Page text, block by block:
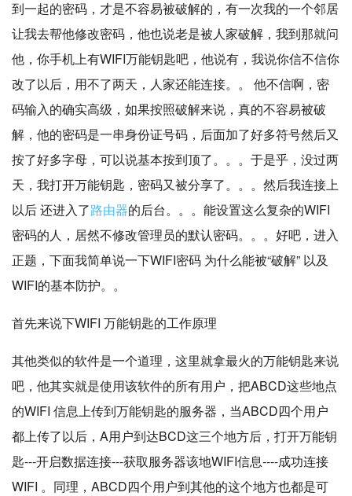
到一起的密码，才是不容易被破解的，有一次我的一个邻居
让我去帮他修改密码，他也说老是被人家破解，我到那就问
他，你手机上有WIFI万能钥匙吧，他说有，我说你信不信你
改了以后，用不了两天，人家还能连接。。 他不信啊，密
码输入的确实高级，如果按照破解来说，真的不容易被破
解，他的密码是一串身份证号码，后面加了好多符号然后又
按了好多字母，可以说基本按到顶了。。。于是乎，没过两
天，我打开万能钥匙，密码又被分享了。。。然后我连接上
以后 还进入了路由器的后台。。。能设置这么复杂的WIFI
密码的人，居然不修改管理员的默认密码。。。好吧，进入
正题，下面我简单说一下WIFI密码 为什么能被“破解” 以及
WIFI的基本防护。。
首先来说下WIFI 万能钥匙的工作原理
其他类似的软件是一个道理，这里就拿最火的万能钥匙来说
吧，他其实就是使用该软件的所有用户，把ABCD这些地点
的WIFI 信息上传到万能钥匙的服务器，当ABCD四个用户
都上传了以后，A用户到达BCD这三个地方后，打开万能钥
匙---开启数据连接---获取服务器该地WIFI信息----成功连接
WIFI 。同理，ABCD四个用户到其他的这个地方也都是可